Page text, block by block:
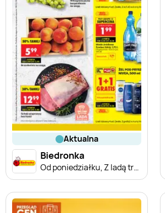
aktualna
Biedronka
Od poniedziałku, Z ladą tradycyjną